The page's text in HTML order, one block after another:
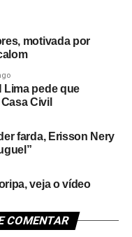
motivada por
Lima pede que
Civil
farda, Erisson Nery
veja o vídeo
COMENTAR